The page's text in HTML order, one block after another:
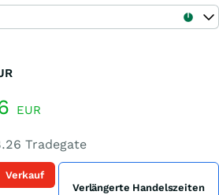
EUR
Tradegate
Verkauf
Verlängerte Handelszeiten